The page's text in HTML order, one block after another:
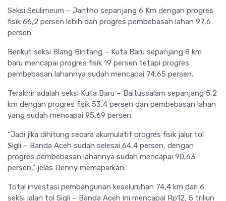
Seksi Seulimeum – Jantho sepanjang 6 Km dengan progres
fisik 66,2 persen lebih dan progres pembebasan lahan 97,6
persen.
Berikut seksi Blang Bintang – Kuta Baru sepanjang 8 km
baru mencapai progres fisik 19 persen tetapi progres
pembebasan lahannya sudah mencapai 74,65 persen.
Terakhir adalah seksi Kuta Baru – Baitussalam sepanjang 5,2
km dengan progres fisik 53,4 persen dan pembebasan lahan
yang sudah mencapai 95,69 persen.
“Jadi jika dihitung secara akumulatif progres fisik jalur tol
Sigli – Banda Aceh sudah selesai 64,4 persen, dengan
progres pembebasan lahannya sudah mencapai 90,63
persen,” jelas Denny memaparkan.
Total investasi pembangunan keseluruhan 74,4 km dari 6
seksi jalan tol Sigli – Banda Aceh ini mencapai Rp12, 5 triliun